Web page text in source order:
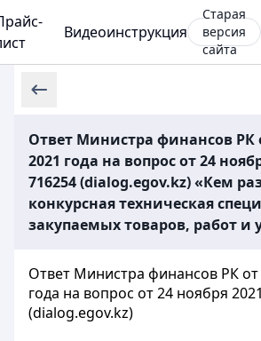
Видеоинструкция
Старая
версия
сайта
Ответ Министра финансов РК
2021 года на вопрос от 24
716254 (dialog.egov.kz) «Кем
конкурсная техническая
закупаемых товаров, работ и
Ответ Министра финансов РК от
года на вопрос от 24 ноября
(dialog.egov.kz)